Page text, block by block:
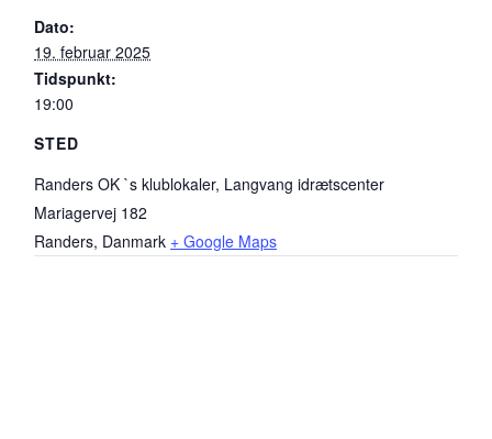
Dato:
19. februar 2025
Tidspunkt:
19:00
STED
Randers OK `s klublokaler, Langvang idrætscenter
Mariagervej 182
Randers, Danmark + Google Maps